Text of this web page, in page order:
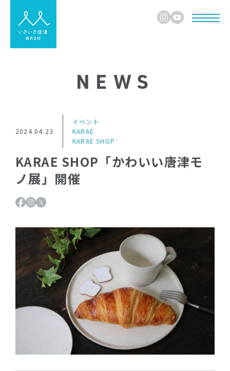
NEWS
2024.04.23
イベント
KARAE
KARAE SHOP
KARAE SHOP「かわいい唐津モ
ノ展」開催